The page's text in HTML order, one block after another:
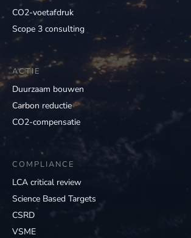
CO2-voetafdruk
Scope 3 consulting
ACTIE
Duurzaam bouwen
Carbon reductie
CO2-compensatie
COMPLIANCE
LCA critical review
Science Based Targets
CSRD
VSME